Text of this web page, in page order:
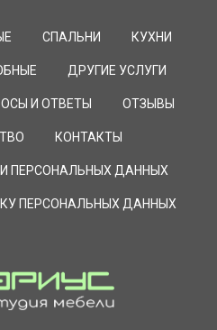
СПАЛЬНИ КУХНИ
ДРУГИЕ УСЛУГИ
И ОТВЕТЫ ОТЗЫВЫ
КОНТАКТЫ
ПЕРСОНАЛЬНЫХ ДАННЫХ
ПЕРСОНАЛЬНЫХ ДАННЫХ